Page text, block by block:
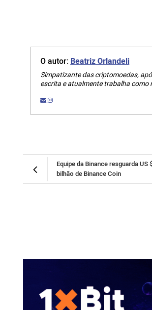
O autor:Beatriz Orlandeli
Simpatizante das criptomoedas,
escrita e atualmente trabalha como
Equipe da Binance resguarda US
bilhão de Binance Coin